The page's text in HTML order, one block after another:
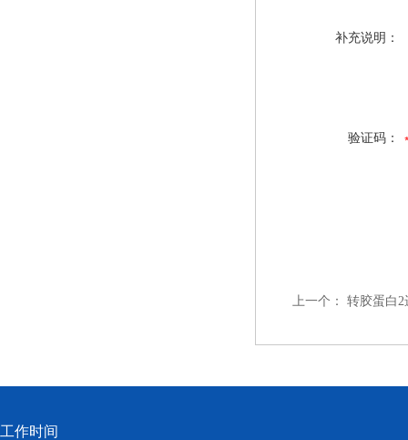
补充说明：
验证码：
上一个： 转胶蛋白2
工作时间